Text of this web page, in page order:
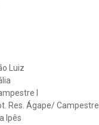
Luiz
I
Res. Ágape/ Campestre
Ipês